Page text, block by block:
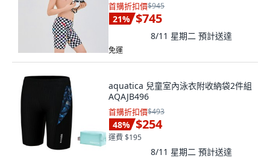
首購折扣價$945
21% $745
8/11 星期二 預計送達
免運
aquatica 兒童室內泳衣附收納袋2件組
AQAJB496
首購折扣價$493
48% $254
運費 $195
8/11 星期二 預計送達